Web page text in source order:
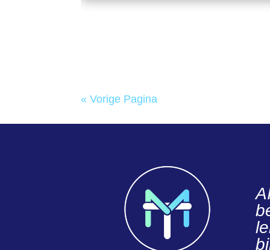
« Vorige Pagina